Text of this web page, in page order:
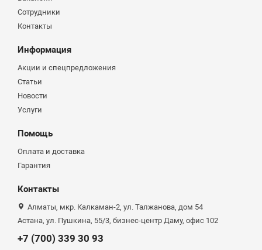
Сотрудники
Контакты
Информация
Акции и спецпредложения
Статьи
Новости
Услуги
Помощь
Оплата и доставка
Гарантия
Контакты
Алматы, мкр. Калкаман-2, ул. Талжанова, дом 54
Астана, ул. Пушкина, 55/3, бизнес-центр Даму, офис 102
+7 (700) 339 30 93